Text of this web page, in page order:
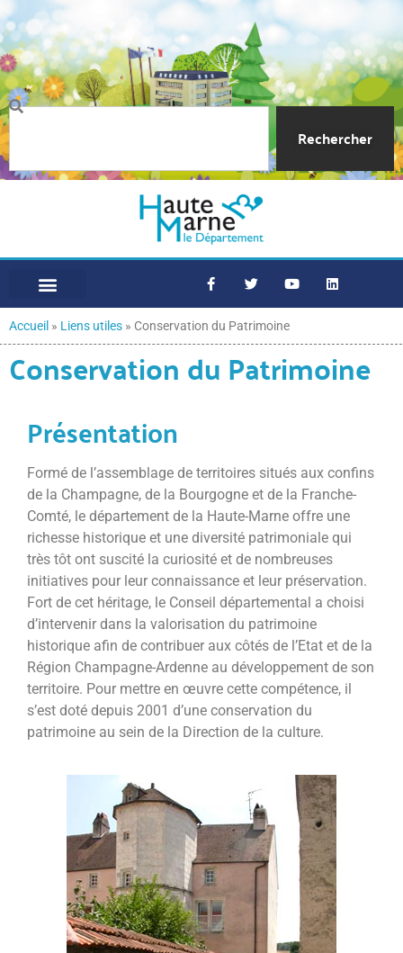
Rechercher
Accueil » Liens utiles » Conservation du Patrimoine
Conservation du Patrimoine
Présentation
Formé de l’assemblage de territoires situés aux confins
de la Champagne, de la Bourgogne et de la Franche-
Comté, le département de la Haute-Marne offre une
richesse historique et une diversité patrimoniale qui
très tôt ont suscité la curiosité et de nombreuses
initiatives pour leur connaissance et leur préservation.
Fort de cet héritage, le Conseil départemental a choisi
d’intervenir dans la valorisation du patrimoine
historique afin de contribuer aux côtés de l’Etat et de la
Région Champagne-Ardenne au développement de son
territoire. Pour mettre en œuvre cette compétence, il
s’est doté depuis 2001 d’une conservation du
patrimoine au sein de la Direction de la culture.